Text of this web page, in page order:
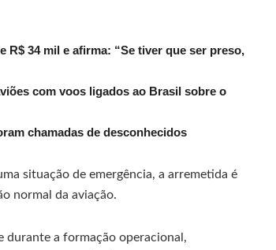
R$ 34 mil e afirma: “Se tiver que ser preso,
com voos ligados ao Brasil sobre o
chamadas de desconhecidos
situação de emergência, a arremetida é
normal da aviação.
durante a formação operacional,